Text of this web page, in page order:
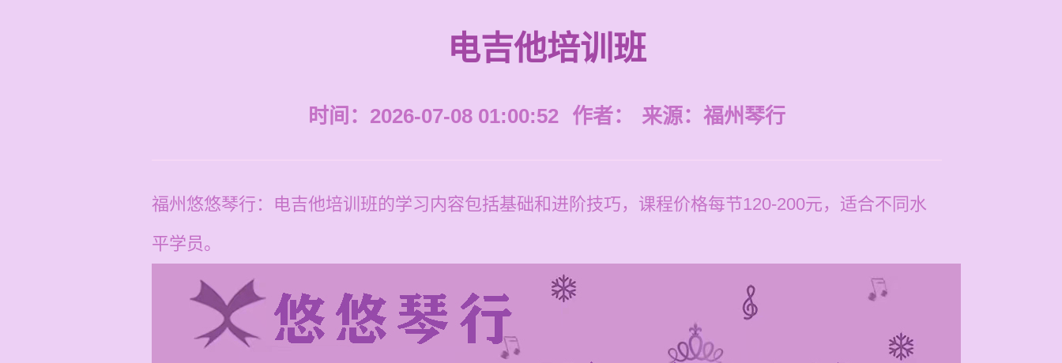
电吉他培训班
时间：2026-07-08 01:00:52 作者： 来源： 福州琴行
福州悠悠琴行：电吉他培训班的学习内容包括基础和进阶技巧，课程价格每节120-200元，适合不同水
平学员。